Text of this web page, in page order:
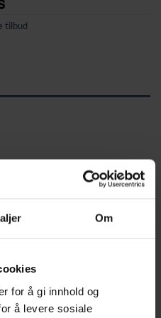
Om
for å gi innhold og
å levere sosiale
tilbud
360 treklosser i 12
mølle, vippe, klokke, sklirør,